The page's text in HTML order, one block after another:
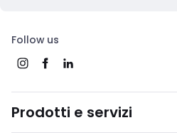
Follow us
Prodotti e servizi